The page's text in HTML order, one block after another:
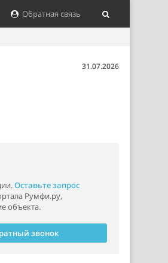
Обратная связь
31.07.2026
Оставьте запрос
Румфи.ру,
объекта.
звонок